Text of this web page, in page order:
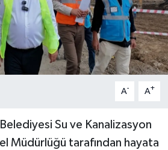
A- A+
Su ve Kanalizasyon
Müdürlüğü tarafından hayata